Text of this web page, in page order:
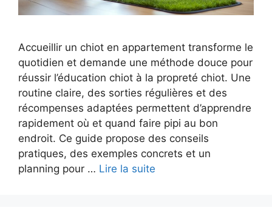
Accueillir un chiot en appartement transforme le
quotidien et demande une méthode douce pour
réussir l’éducation chiot à la propreté chiot. Une
routine claire, des sorties régulières et des
récompenses adaptées permettent d’apprendre
rapidement où et quand faire pipi au bon
endroit. Ce guide propose des conseils
pratiques, des exemples concrets et un
planning pour … Lire la suite